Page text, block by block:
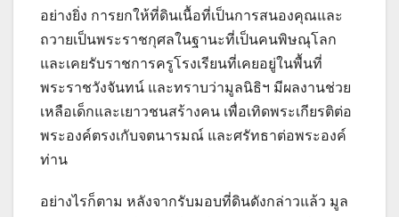
อย่างยิ่ง การยกให้ที่ดินเนื้อที่เป็นการสนองคุณและ
ถวายเป็นพระราชกุศลในฐานะที่เป็นคนพิษณุโลก
และเคยรับราชการครูโรงเรียนที่เคยอยู่ในพื้นที่
พระราชวังจันทน์ และทราบว่ามูลนิธิฯ มีผลงานช่วย
เหลือเด็กและเยาวชนสร้างคน เพื่อเทิดพระเกียรติต่อ
พระองค์ตรงเกับจตนารมณ์ และศรัทธาต่อพระองค์
ท่าน
อย่างไรก็ตาม หลังจากรับมอบที่ดินดังกล่าวแล้ว มูล